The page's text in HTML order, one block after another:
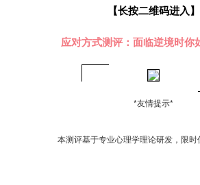
【长按二维码进入】
应对方式测评： 面临逆境时你
*友情提示*
本测评基于专业心理学理论研发，限时